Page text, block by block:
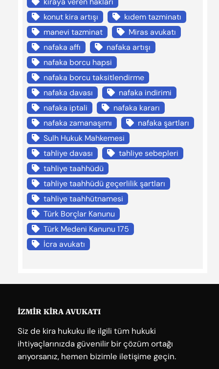
konut kira artışı
kıdem tazminatı
manevi tazminat
Miras avukatı
nafaka affı
nafaka artışı
nafaka borcu hapsi
nafaka borcu taksitlendirme
nafaka davası
nafaka indirimi
nafaka iptali
nafaka kararı
nafaka zamanaşımı
nafaka şartları
Sulh Hukuk Mahkemesi
tahliye davası
tahliye sebepleri
tahliye taahhüdü
tahliye taahhüdü geçerlilik şartları
tahliye taahhütnamesi
Türk Borçlar Kanunu
Türk Medeni Kanunu 175
İcra avukatı
İZMİR KİRA AVUKATI
Siz de kira hukuku ile ilgili tüm hukuki
ihtiyaçlarınızda güvenilir bir çözüm ortağı
arıyorsanız, hemen bizimle iletişime geçin.